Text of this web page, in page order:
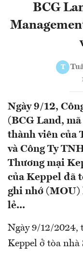
BCG
T
Ngày 9/12,
(BCG Land,
thành viên của
và Công Ty
Thương mại
của Keppel đã
ghi nhớ (MOU)
lẻ...
Ngày 9/12/2024,
Keppel ở tòa